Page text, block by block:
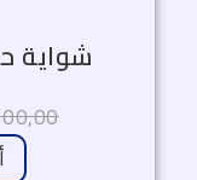
شواية حديد
2.100,00
أضف